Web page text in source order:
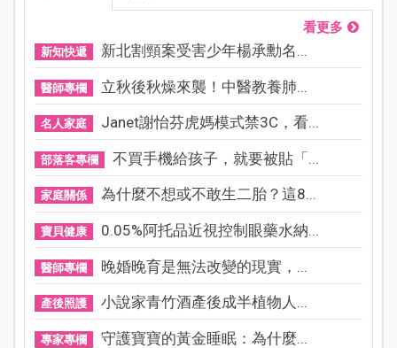
看更多
新知快遞 新北割頸案受害少年楊承勳名...
醫師專欄 立秋後秋燥來襲！中醫教養肺...
名人家庭 Janet謝怡芬虎媽模式禁3C，看...
部落客專欄 不買手機給孩子，就要被貼「...
家庭關係 為什麼不想或不敢生二胎？這8...
寶貝健康 0.05%阿托品近視控制眼藥水納...
醫師專欄 晚婚晚育是無法改變的現實，...
產後照護 小說家青竹酒產後成半植物人...
專家專欄 守護寶寶的黃金睡眠：為什麼...